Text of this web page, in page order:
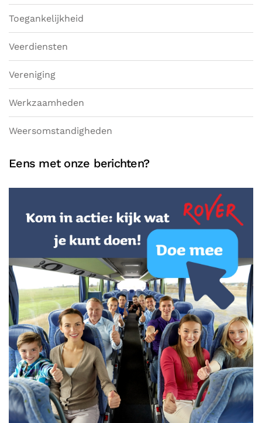
Toegankelijkheid
Veerdiensten
Vereniging
Werkzaamheden
Weersomstandigheden
Eens met onze berichten?